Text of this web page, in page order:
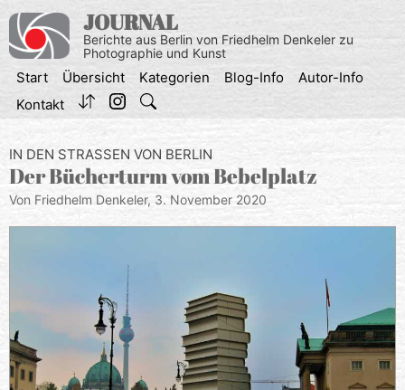
Inhalt
springen
JOURNAL
Berichte aus Berlin von Friedhelm Denkeler zu
Photographie und Kunst
Start Übersicht Kategorien Blog-Info
Autor-Info
Kontakt
IN DEN STRASSEN VON BERLIN
Der Bücherturm vom Bebelplatz
Von Friedhelm Denkeler, 3. November 2020